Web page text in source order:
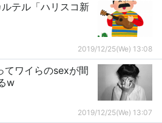
ルテル「ハリスコ新
2019/12/25(We) 13:08
てワイらのsexが間
w
2019/12/25(We) 13:07